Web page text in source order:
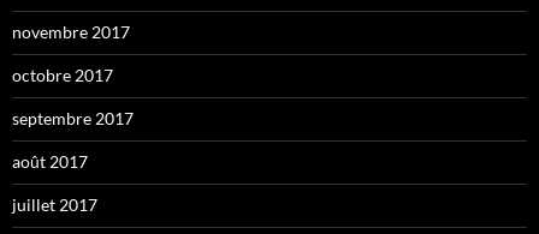
novembre 2017
octobre 2017
septembre 2017
août 2017
juillet 2017